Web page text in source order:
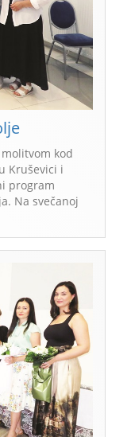
kod
Kruševici i
program
Na svečanoj